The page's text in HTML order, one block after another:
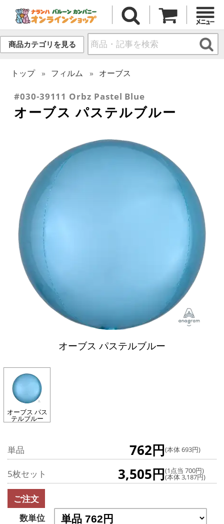
商品カテゴリを見る
トップ フィルム オーブス
#030-39111 Orbz Pastel Blue
オーブス パステルブルー
オーブス パステルブルー
オーブス パス
テルブルー
単品 762円(本体 693円)
5枚セット 3,505円(1点当 700円)
(本体 3,187円)
ご注文
数単位